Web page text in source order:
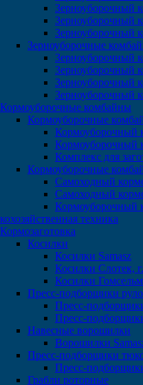
Зерноуборочный
Зерноуборочный
Зерноуборочный
Зерноуборочные
Зерноуборочный
Зерноуборочный
Зерноуборочный
Зерноуборочный
Кормоуборочные комбайны
Кормоуборочные
Кормоуборочный
Кормоуборочный
Комплекс для
Кормоуборочные
Самоходный
Самоходный
Кормоуборочный
техника
Кормозаготовка
Косилки
Косилки Samasz
Косилки Слотек,
Косилки
Пресс-подборщики
Пресс-
Пресс-
Навесные ворошилки
Ворошилки
Пресс-подборщики
Пресс-
Грабли роторные